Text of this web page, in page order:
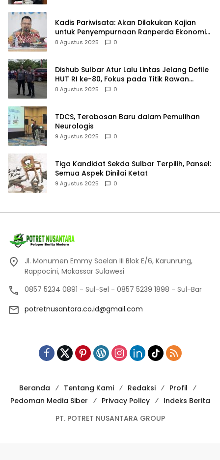
Kadis Pariwisata: Akan Dilakukan Kajian
untuk Penyempurnaan Ranperda Ekonomi
Kreatif
8 Agustus 2025 0
Dishub Sulbar Atur Lalu Lintas Jelang Defile
HUT RI ke-80, Fokus pada Titik Rawan
Kemacetan
8 Agustus 2025 0
TDCS, Terobosan Baru dalam Pemulihan
Neurologis
9 Agustus 2025 0
Tiga Kandidat Sekda Sulbar Terpilih, Pansel:
Semua Aspek Dinilai Ketat
9 Agustus 2025 0
Jl. Monumen Emmy Saelan III Blok E/6, Karunrung,
Rappocini, Makassar Sulawesi
0857 5234 0891 - Sul-Sel - 0857 5239 1898 - Sul-Bar
potretnusantara.co.id@gmail.com
Beranda Tentang Kami Redaksi
Profil
Pedoman Media Siber
Privacy Policy
Indeks Berita
PT. POTRET NUSANTARA GROUP